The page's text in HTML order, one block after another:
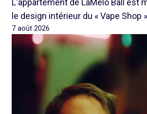
L'appartement de LaMelo Ball est
le design intérieur du « Vape Shop »
7 août 2026